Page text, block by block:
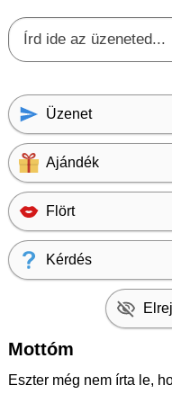
Üzenet
Ajándék
Flört
Kérdés
Mottóm
Eszter még nem írta le,